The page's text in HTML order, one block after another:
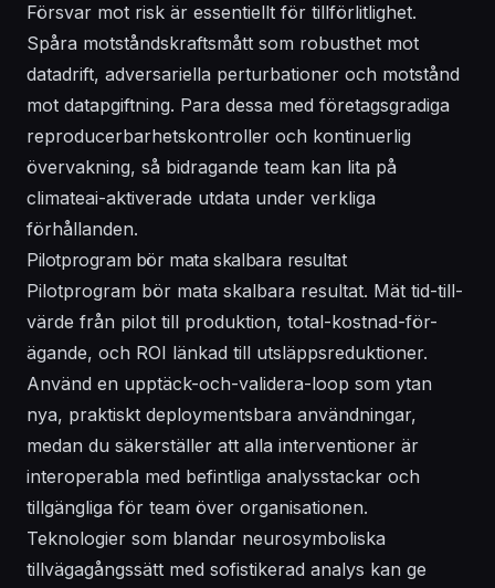
Försvar mot risk är essentiellt för tillförlitlighet.
Spåra motståndskraftsmått som robusthet mot
datadrift, adversariella perturbationer och motstånd
mot datapgiftning. Para dessa med företagsgradiga
reproducerbarhetskontroller och kontinuerlig
övervakning, så bidragande team kan lita på
climateai-aktiverade utdata under verkliga
förhållanden.
Pilotprogram bör mata skalbara resultat
Pilotprogram bör mata skalbara resultat. Mät tid-till-
värde från pilot till produktion, total-kostnad-för-
ägande, och ROI länkad till utsläppsreduktioner.
Använd en upptäck-och-validera-loop som ytan
nya, praktiskt deploymentsbara användningar,
medan du säkerställer att alla interventioner är
interoperabla med befintliga analysstackar och
tillgängliga för team över organisationen.
Teknologier som blandar neurosymboliska
tillvägagångssätt med sofistikerad analys kan ge